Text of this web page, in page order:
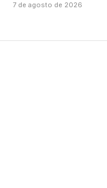
7 de agosto de 2026